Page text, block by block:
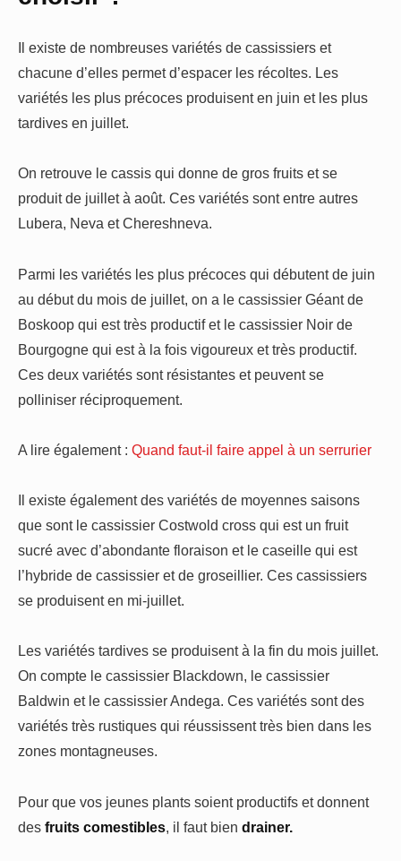
Il existe de nombreuses variétés de cassissiers et
chacune d’elles permet d’espacer les récoltes. Les
variétés les plus précoces produisent en juin et les plus
tardives en juillet.
On retrouve le cassis qui donne de gros fruits et se
produit de juillet à août. Ces variétés sont entre autres
Lubera, Neva et Chereshneva.
Parmi les variétés les plus précoces qui débutent de juin
au début du mois de juillet, on a le cassissier Géant de
Boskoop qui est très productif et le cassissier Noir de
Bourgogne qui est à la fois vigoureux et très productif.
Ces deux variétés sont résistantes et peuvent se
polliniser réciproquement.
A lire également : Quand faut-il faire appel à un serrurier
Il existe également des variétés de moyennes saisons
que sont le cassissier Costwold cross qui est un fruit
sucré avec d’abondante floraison et le caseille qui est
l’hybride de cassissier et de groseillier. Ces cassissiers
se produisent en mi-juillet.
Les variétés tardives se produisent à la fin du mois juillet.
On compte le cassissier Blackdown, le cassissier
Baldwin et le cassissier Andega. Ces variétés sont des
variétés très rustiques qui réussissent très bien dans les
zones montagneuses.
Pour que vos jeunes plants soient productifs et donnent
des fruits comestibles , il faut bien drainer.